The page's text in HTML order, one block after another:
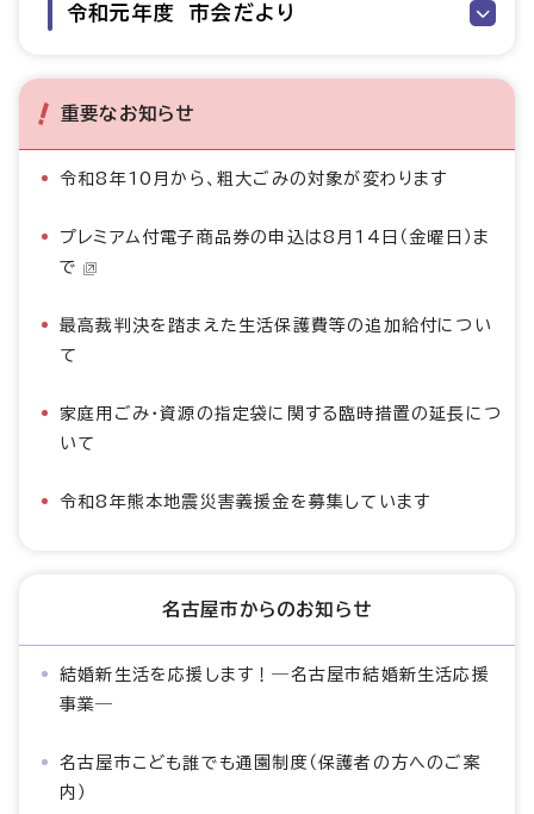
令和元年度 市会だより
重要なお知らせ
令和8年10月から、粗大ごみの対象が変わります
プレミアム付電子商品券の申込は8月14日（金曜日）ま
で
最高裁判決を踏まえた生活保護費等の追加給付につい
て
家庭用ごみ・資源の指定袋に関する臨時措置の延長につ
いて
令和8年熊本地震災害義援金を募集しています
名古屋市からのお知らせ
結婚新生活を応援します！―名古屋市結婚新生活応援
事業―
名古屋市こども誰でも通園制度（保護者の方へのご案
内）